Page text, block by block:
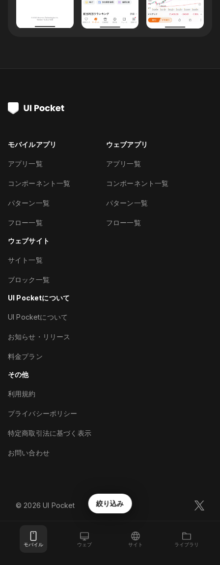
モバイル ウェブ サイト ライブラリ
絞り込み
モバイルアプリ
アプリ一覧
コンポーネント一覧
パターン一覧
フロー一覧
ウェブアプリ
アプリ一覧
コンポーネント一覧
パターン一覧
フロー一覧
ウェブサイト
サイト一覧
ブロック一覧
UI Pocketについて
UI Pocketについて
お知らせ・リリース
料金プラン
その他
利用規約
プライバシーポリシー
特定商取引法に基づく表示
お問い合わせ
©︎ 2026 UI Pocket